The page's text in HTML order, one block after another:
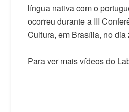
língua nativa com o
ocorreu durante a III
Cultura, em Brasília, no dia
Para ver mais vídeos do